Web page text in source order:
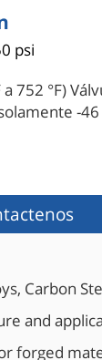
psi
a 752 °F)
-46
de 3 piezas
a
incendios
Carbon
and
forged